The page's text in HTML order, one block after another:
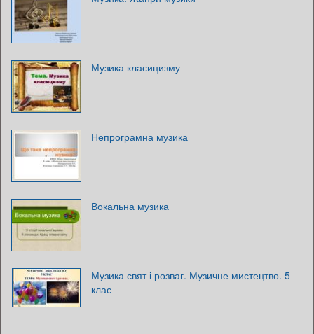
Музика класицизму
Непрограмна музика
Вокальна музика
Музика свят і розваг. Музичне мистецтво. 5
клас